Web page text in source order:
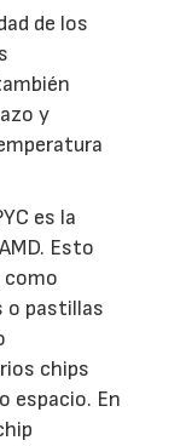
de los
y
es la
Esto
o pastillas
chips
espacio. En